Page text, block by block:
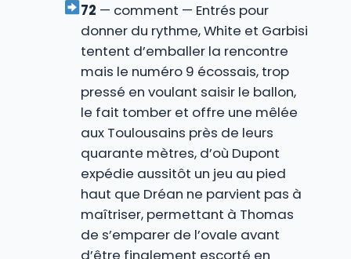
72 — comment — Entrés pour
donner du rythme, White et Garbisi
tentent d’emballer la rencontre
mais le numéro 9 écossais, trop
pressé en voulant saisir le ballon,
le fait tomber et offre une mêlée
aux Toulousains près de leurs
quarante mètres, d’où Dupont
expédie aussitôt un jeu au pied
haut que Dréan ne parvient pas à
maîtriser, permettant à Thomas
de s’emparer de l’ovale avant